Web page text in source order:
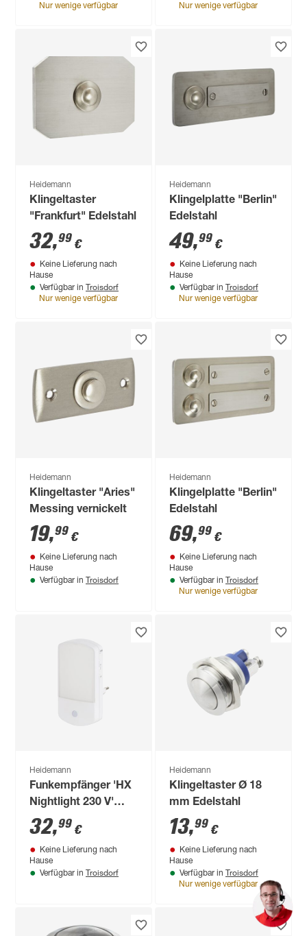
Nur wenige verfügbar Nur wenige verfügbar
Heidemann
Klingeltaster
"Frankfurt" Edelstahl
32,99 €
Keine Lieferung nach
Hause
Verfügbar in Troisdorf
Nur wenige verfügbar
Heidemann
Klingelplatte "Berlin"
Edelstahl
49,99 €
Keine Lieferung nach
Hause
Verfügbar in Troisdorf
Nur wenige verfügbar
Heidemann
Klingeltaster "Aries"
Messing vernickelt
19,99 €
Keine Lieferung nach
Hause
Verfügbar in Troisdorf
Heidemann
Klingelplatte "Berlin"
Edelstahl
69,99 €
Keine Lieferung nach
Hause
Verfügbar in Troisdorf
Nur wenige verfügbar
Heidemann
Funkempfänger 'HX
Nightlight 230 V'
weiß
32,99 €
Keine Lieferung nach
Hause
Verfügbar in Troisdorf
Heidemann
Klingeltaster Ø 18
mm Edelstahl
13,99 €
Keine Lieferung nach
Hause
Verfügbar in Troisdorf
Nur wenige verfügbar